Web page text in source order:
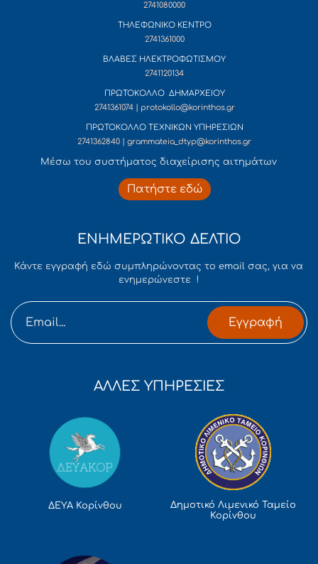
2741080000
ΤΗΛΕΦΩΝΙΚΟ ΚΕΝΤΡΟ
2741361000
ΒΛΑΒΕΣ ΗΛΕΚΤΡΟΦΩΤΙΣΜΟΥ
2741120134
ΠΡΩΤΟΚΟΛΛΟ ΔΗΜΑΡΧΕΙΟΥ
2741361074 | protokollo@korinthos.gr
ΠΡΩΤΟΚΟΛΛΟ ΤΕΧΝΙΚΩΝ ΥΠΗΡΕΣΙΩΝ
2741362840 | grammateia_dtyp@korinthos.gr
Mέσω του συστήματος διαχείρισης αιτημάτων
Πατήστε εδώ
ΕΝΗΜΕΡΩΤΙΚΟ ΔΕΛΤΙΟ
Κάντε εγγραφή εδώ συμπληρώνοντας το email σας, για να
ενημερώνεστε !
Εγγραφή
ΑΛΛΕΣ ΥΠΗΡΕΣΙΕΣ
ΔΕΥΑ Κορίνθου
Δημοτικό Λιμενικό Ταμείο
Κορίνθου